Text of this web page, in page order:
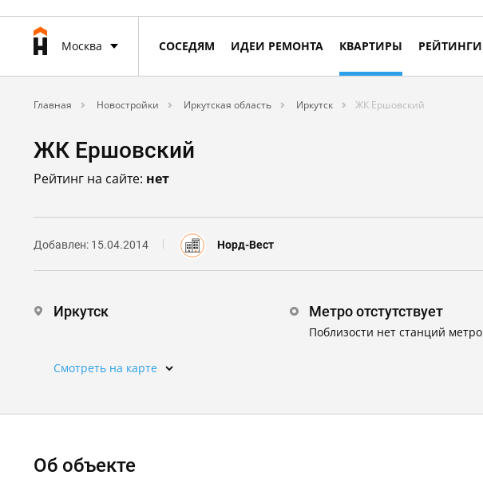
Москва СОСЕДЯМ ИДЕИ РЕМОНТА КВАРТИРЫ РЕЙТИНГИ
Главная Новостройки Иркутская область Иркутск ЖК Ершовский
ЖК Ершовский
Рейтинг на сайте: нет
Добавлен: 15.04.2014 Норд-Вест
Иркутск Метро отстутствует
Поблизости нет станций метро
Смотреть на карте
Об объекте